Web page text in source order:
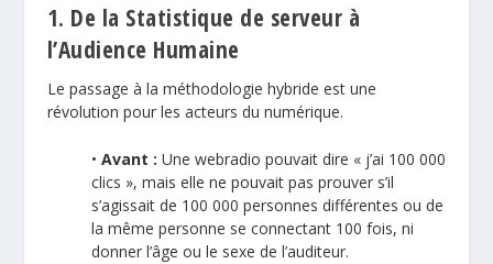
1. De la Statistique de serveur à
l’Audience Humaine
Le passage à la méthodologie hybride est une
révolution pour les acteurs du numérique.
• Avant : Une webradio pouvait dire « j’ai 100 000
clics », mais elle ne pouvait pas prouver s’il
s’agissait de 100 000 personnes différentes ou de
la même personne se connectant 100 fois, ni
donner l’âge ou le sexe de l’auditeur.